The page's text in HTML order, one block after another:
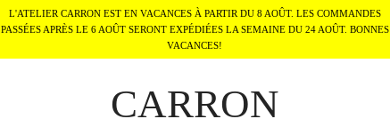
L'ATELIER CARRON EST EN VACANCES À PARTIR DU 8 AOÛT. LES COMMANDES
PASSÉES APRÈS LE 6 AOÛT SERONT EXPÉDIÉES LA SEMAINE DU 24 AOÛT. BONNES
VACANCES!
CARRON